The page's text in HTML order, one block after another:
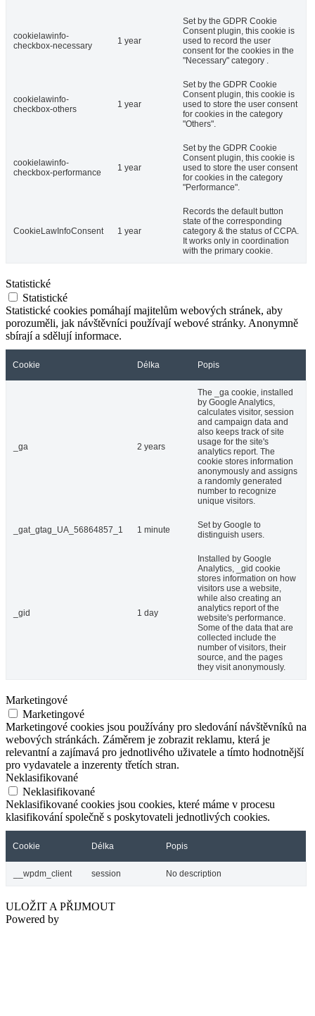
cookielawinfo-
checkbox-necessary
1 year
Set by the GDPR Cookie
Consent plugin, this cookie is
used to record the user
consent for the cookies in the
"Necessary" category .
cookielawinfo-
checkbox-others
1 year
Set by the GDPR Cookie
Consent plugin, this cookie is
used to store the user consent
for cookies in the category
"Others".
cookielawinfo-
checkbox-performance
1 year
Set by the GDPR Cookie
Consent plugin, this cookie is
used to store the user consent
for cookies in the category
"Performance".
CookieLawInfoConsent 1 year
Records the default button
state of the corresponding
category & the status of CCPA.
It works only in coordination
with the primary cookie.
Statistické
Statistické
Statistické cookies pomáhají majitelům webových stránek, aby
porozuměli, jak návštěvníci používají webové stránky. Anonymně
sbírají a sdělují informace.
Cookie Délka Popis
_ga 2 years
The _ga cookie, installed
by Google Analytics,
calculates visitor, session
and campaign data and
also keeps track of site
usage for the site's
analytics report. The
cookie stores information
anonymously and assigns
a randomly generated
number to recognize
unique visitors.
_gat_gtag_UA_56864857_1 1 minute
Set by Google to
distinguish users.
_gid 1 day
Installed by Google
Analytics, _gid cookie
stores information on how
visitors use a website,
while also creating an
analytics report of the
website's performance.
Some of the data that are
collected include the
number of visitors, their
source, and the pages
they visit anonymously.
Marketingové
Marketingové
Marketingové cookies jsou používány pro sledování návštěvníků na
webových stránkách. Záměrem je zobrazit reklamu, která je
relevantní a zajímavá pro jednotlivého uživatele a tímto hodnotnější
pro vydavatele a inzerenty třetích stran.
Neklasifikované
Neklasifikované
Neklasifikované cookies jsou cookies, které máme v procesu
klasifikování společně s poskytovateli jednotlivých cookies.
Cookie Délka Popis
__wpdm_client session No description
ULOŽIT A PŘIJMOUT
Powered by